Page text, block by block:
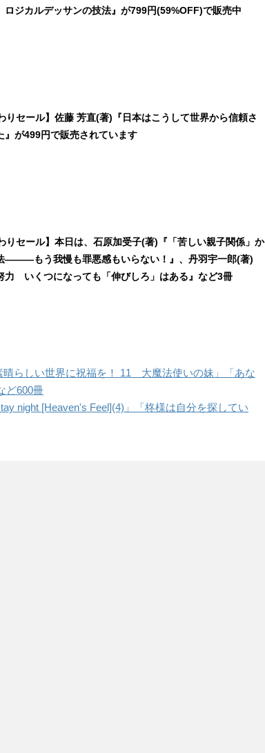
ジカルデッサンの技法』が799円(59%OFF)で販売中
りセール】佐藤 芳直(著)『日本はこうして世界から信頼さ
』が499円で販売されています
りセール】本日は、石原加受子(著)『「苦しい親子関係」か
―――もう我慢も罪悪感もいらない！』、丹羽宇一郎(著)
力 いくつになっても「伸びしろ」はある』など3冊
晴らしい世界に祝福を！ 11 大魔法使いの妹」「あな
ど600冊
night [Heaven's Feel](4)」「柊様は自分を探してい